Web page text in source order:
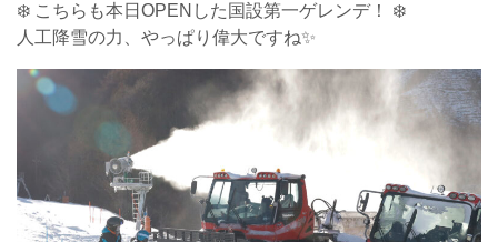
❄️ こちらも本日OPENした国設第一ゲレンデ！ ❄️
人工降雪の力、やっぱり偉大ですね✨